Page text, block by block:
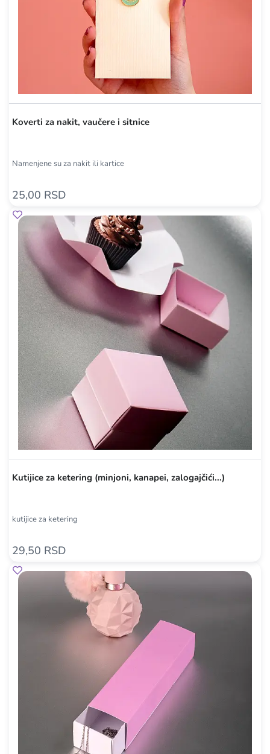
Koverti za nakit, vaučere i sitnice
Namenjene su za nakit ili kartice
25,00 RSD
Kutijice za ketering (minjoni, kanapei, zalogajčići...)
kutijice za ketering
29,50 RSD